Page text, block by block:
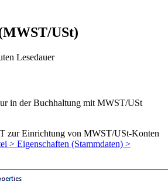
USt)
Lesedauer
in der Buchhaltung mit MWST/USt
zur Einrichtung von MWST/USt-Konten
> Eigenschaften (Stammdaten) >